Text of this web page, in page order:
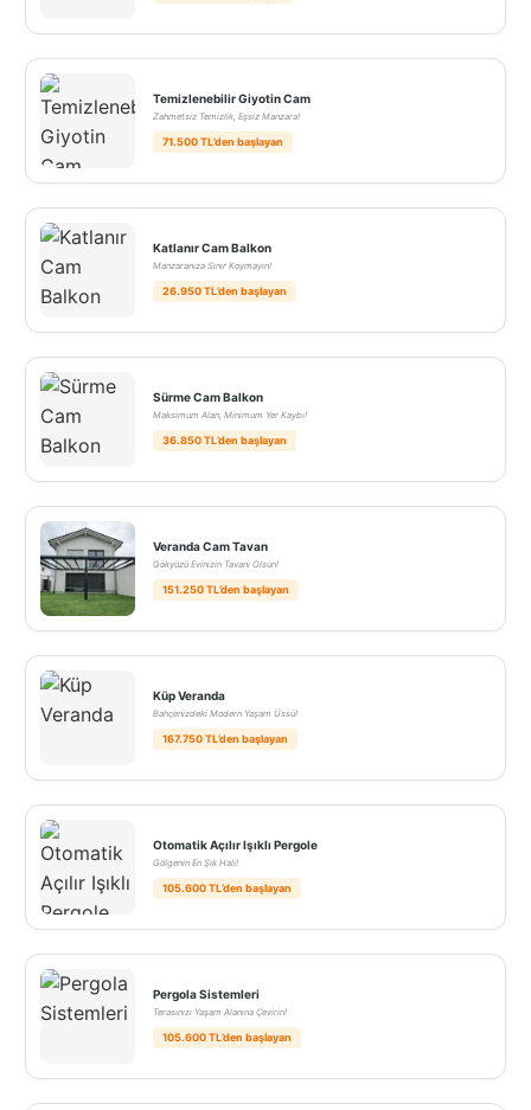
Temizlenebilir Giyotin Cam
Zahmetsiz Temizlik, Eşsiz Manzara!
71.500 TL’den başlayan
Katlanır Cam Balkon
Manzaranıza Sınır Koymayın!
26.950 TL’den başlayan
Sürme Cam Balkon
Maksimum Alan, Minimum Yer Kaybı!
36.850 TL’den başlayan
Veranda Cam Tavan
Gökyüzü Evinizin Tavanı Olsun!
151.250 TL’den başlayan
Küp Veranda
Bahçenizdeki Modern Yaşam Üssü!
167.750 TL’den başlayan
Otomatik Açılır Işıklı Pergole
Gölgenin En Şık Hali!
105.600 TL’den başlayan
Pergola Sistemleri
Terasınızı Yaşam Alanına Çevirin!
105.600 TL’den başlayan